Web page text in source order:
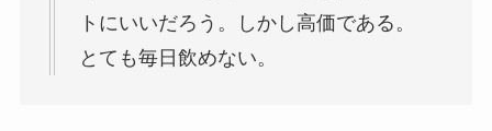
トにいいだろう。
しかし高価である。
とても毎日飲めない。